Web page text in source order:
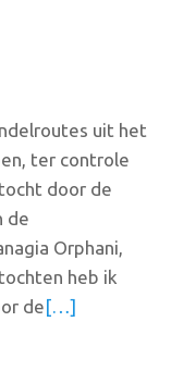
uit het
ter controle
door de
de
Orphani,
heb ik
de[…]